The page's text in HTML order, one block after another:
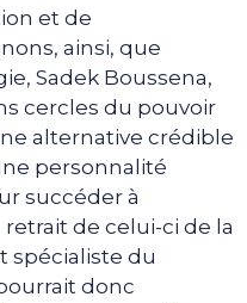
et de
ainsi, que
Sadek Boussena,
cercles du pouvoir
alternative crédible
personnalité
succéder à
retrait de celui-ci de la
spécialiste du
donc